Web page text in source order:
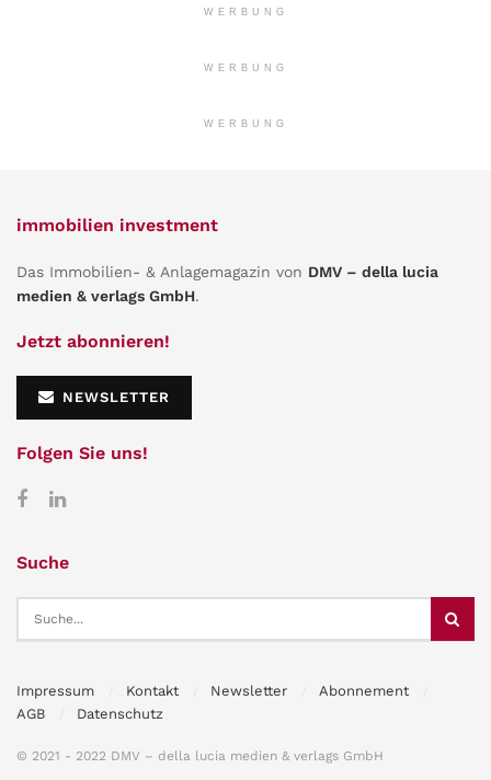
WERBUNG
WERBUNG
WERBUNG
immobilien investment
Das Immobilien- & Anlagemagazin von DMV – della lucia
medien & verlags GmbH.
Jetzt abonnieren!
NEWSLETTER
Folgen Sie uns!
Suche
Impressum Kontakt Newsletter
Abonnement
AGB
Datenschutz
© 2021 - 2022 DMV – della lucia medien & verlags GmbH